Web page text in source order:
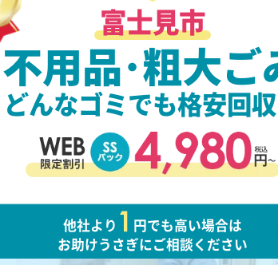
富士見市
不用品･粗大ご
どんなゴミでも格安回収
他社より
円でも高い場合は
お助けうさぎにご相談ください